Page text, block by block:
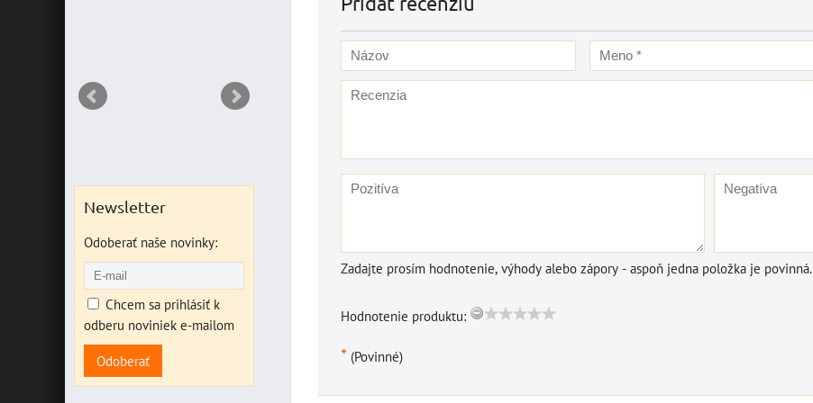
Zadajte prosím hodnotenie, výhody alebo zápory - aspoň jedna položka je povinná.
Hodnotenie produktu:
* (Povinné)
Newsletter
Odoberať naše novinky:
Chcem sa prihlásiť k
odberu noviniek e-mailom
Odoberať